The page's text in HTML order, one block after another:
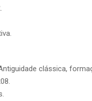
clássica,